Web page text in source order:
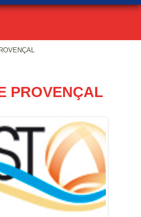
PROVENÇAL